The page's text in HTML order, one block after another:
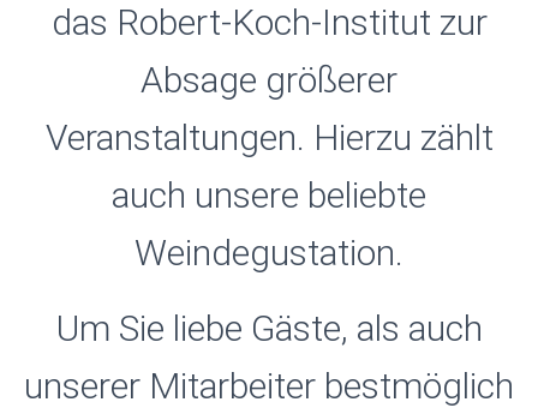
das Robert-Koch-Institut zur
Absage größerer
Veranstaltungen. Hierzu zählt
auch unsere beliebte
Weindegustation.
Um Sie liebe Gäste, als auch
unserer Mitarbeiter bestmöglich